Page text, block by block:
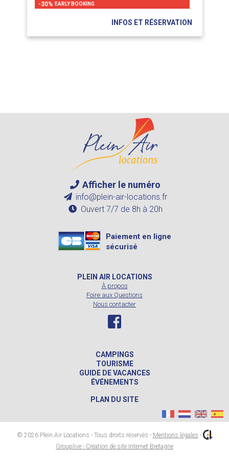
-30% EARLY BOOKING
INFOS ET RÉSERVATION
Afficher le numéro
info@plein-air-locations.fr
Ouvert 7/7 de 8h à 20h
Paiement en ligne
sécurisé
PLEIN AIR LOCATIONS
À propos
Foire aux Questions
Nous contacter
CAMPINGS
TOURISME
GUIDE DE VACANCES
ÉVÉNEMENTS
PLAN DU SITE
© 2026 Plein Air Locations - Tous droits réservés - Mentions légales -
Grouplive - Création de site Internet Bretagne